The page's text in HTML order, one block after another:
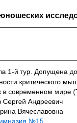
1-й тур. Допущена
критического
в современном мире
Сергей Андреевич
Вячеславовна
№15